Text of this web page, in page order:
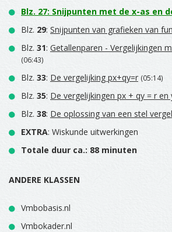
Blz. 27: Snijpunten met de x-as en
Blz. 29: Snijpunten van grafieken van
Blz. 31: Getallenparen - Vergelijkingen
(06:43)
Blz. 33: De vergelijking px+qy=r (05:14)
Blz. 35: De vergelijkingen px + qy = r en
Blz. 38: De oplossing van een stel
EXTRA: Wiskunde uitwerkingen
Totale duur ca.: 88 minuten
ANDERE KLASSEN
Vmbobasis.nl
Vmbokader.nl